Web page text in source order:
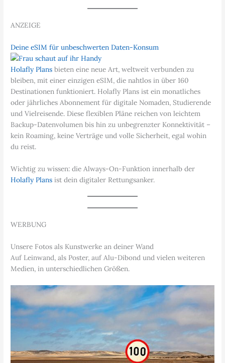
ANZEIGE
Deine eSIM für unbeschwerten Daten-Konsum
Holafly Plans bieten eine neue Art, weltweit verbunden zu
bleiben, mit einer einzigen eSIM, die nahtlos in über 160
Destinationen funktioniert. Holafly Plans ist ein monatliches
oder jährliches Abonnement für digitale Nomaden, Studierende
und Vielreisende. Diese flexiblen Pläne reichen von leichtem
Backup-Datenvolumen bis hin zu unbegrenzter Konnektivität –
kein Roaming, keine Verträge und volle Sicherheit, egal wohin
du reist.
Wichtig zu wissen: die Always-On-Funktion innerhalb der
Holafly Plans ist dein digitaler Rettungsanker.
WERBUNG
Unsere Fotos als Kunstwerke an deiner Wand
Auf Leinwand, als Poster, auf Alu-Dibond und vielen weiteren
Medien, in unterschiedlichen Größen.